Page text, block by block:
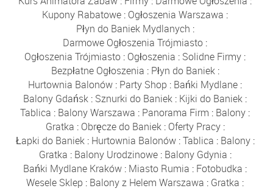
Kupony Rabatowe : Ogłoszenia Warszawa :
Płyn do Baniek Mydlanych :
Darmowe Ogłoszenia Trójmiasto :
Ogłoszenia Trójmiasto : Ogłoszenia : Solidne Firmy :
Bezpłatne Ogłoszenia : Płyn do Baniek:
Hurtownia Balonów : Party Shop : Bańki Mydlane :
Balony Gdańsk : Sznurki do Baniek : Kijki do Baniek :
Tablica : Balony Warszawa : Panorama Firm : Balony :
Gratka : Obręcze do Baniek: Oferty Pracy:
Łapki do Baniek: Hurtownia Balonów:Tablica : Balony:
Gratka : Balony Urodzinowe: Balony Gdynia :
Bańki Mydlane Kraków : Miasto Rumia : Fotobudka :
Wesele Sklep : Balony z Helem Warszawa : Gratka :